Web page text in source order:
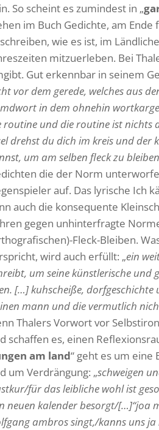
So scheint es zumin­dest in „
im Buch Gedichte, am
wie es ist, im
mitzu­er­leben. Bei
Gut erkennbar in seinem
vor dem gerede, welches aus
in dem ohnehin
routine und die routine ist
drehst du dich im kreis und der
um am selben fleck zu
die der Norm
auf. Das lyri­sche Ich
auch die konse­quente
gegen unhin­ter­fragte
Fleck-Bleiben.
wird auch erfüllt: „ein
um seine künst­le­ri­sche
[…] kuhscheiße, dorf­ge­schichte
mann und die vermut­lich
Thalers Vorwort vor
schaffen es, einen
am land“ geht es um eine
um Verdrän­gung: „schweigen
für das leib­liche wohl ist
neuen kalender besorgt/[…]“joa
ambros singt,/kanns uns